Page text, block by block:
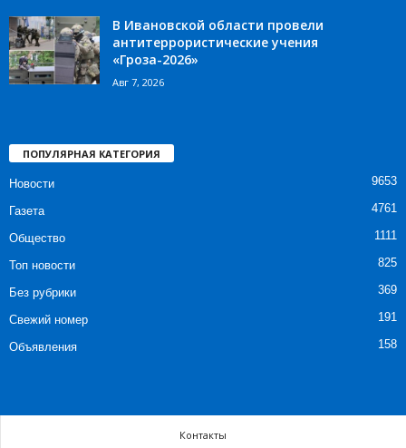
В Ивановской области провели
антитеррористические учения
«Гроза-2026»
Авг 7, 2026
ПОПУЛЯРНАЯ КАТЕГОРИЯ
Новости 9653
Газета 4761
Общество 1111
Топ новости 825
Без рубрики 369
Свежий номер 191
Объявления 158
Контакты